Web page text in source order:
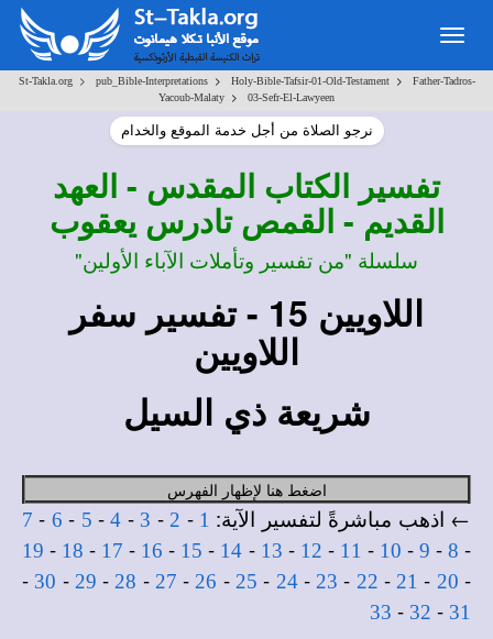
St-Takla.org> pub_Bible-Interpretations> Holy-Bible-Tafsir-01-Old-Testament>
Father-Tadros-
Yacoub-Malaty
> 03-Sefr-El-Lawyeen
نرجو الصلاة من أجل خدمة الموقع والخدام
تفسير الكتاب المقدس - العهد
القديم - القمص تادرس يعقوب
سلسلة "من تفسير وتأملات الآباء الأولين"
اللاويين 15 - تفسير سفر
اللاويين
شريعة ذي السيل
اضغط هنا لإظهار الفهرس
← اذهب مباشرةً لتفسير الآية: 1
-
2
-
3
-
4
-
5
-
6
-
7
-
8
-
9
-
10
-
11
-
12
-
13
-
14
-
15
-
16
-
17
-
18
-
19
-
20
-
21
-
22
-
23
-
24
-
25
-
26
-
27
-
28
-
29
-
30
-
31
-
32
-
33